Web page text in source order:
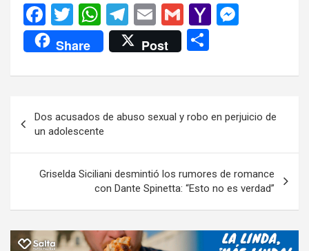
F
a
ce
b
o
k
T
wi
tt
er
W
h
at
s
p
p
T
el
e
gr
m
E
m
ail
G
m
ail
Y
o
M
ail
n
er
Share Post
m
ar
tir
de
entradas
Dos acusados de abuso sexual y robo en perjuicio de
un adolescente
Griselda Siciliani desmintió los rumores de romance
con Dante Spinetta: “Esto no es verdad”